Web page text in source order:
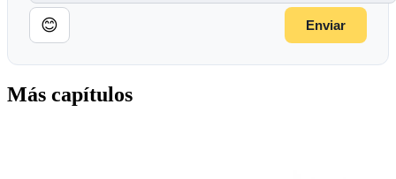
😊 Enviar
Más capítulos